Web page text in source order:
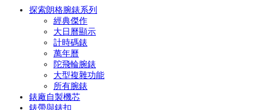
探索朗格腕錶系列
經典傑作
大日曆顯示
計時碼錶
萬年曆
陀飛輪腕錶
大型複雜功能
所有腕錶
錶廠自製機芯
錶帶與錶扣